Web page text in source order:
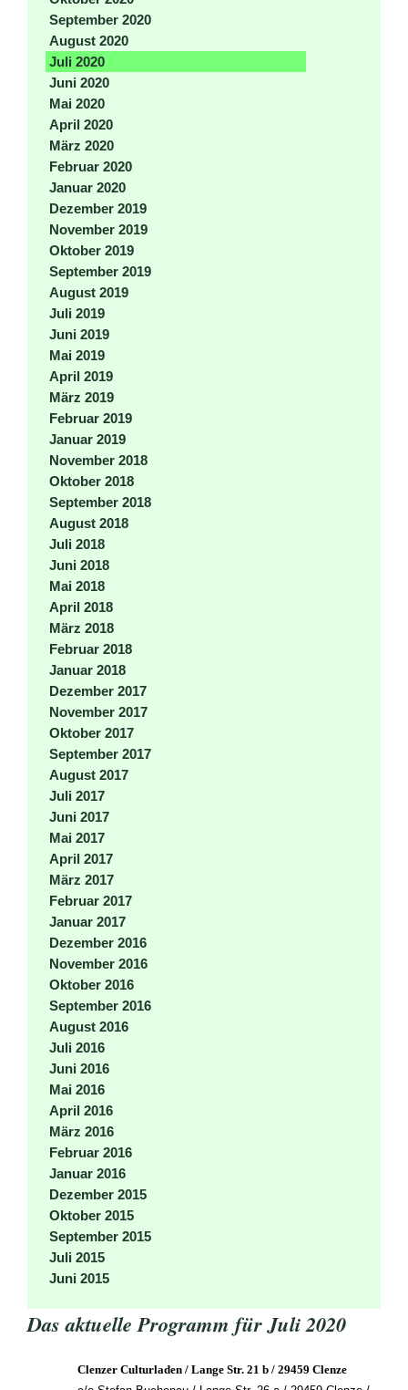
September 2020
August 2020
Juli 2020
Juni 2020
Mai 2020
April 2020
März 2020
Februar 2020
Januar 2020
Dezember 2019
November 2019
Oktober 2019
September 2019
August 2019
Juli 2019
Juni 2019
Mai 2019
April 2019
März 2019
Februar 2019
Januar 2019
November 2018
Oktober 2018
September 2018
August 2018
Juli 2018
Juni 2018
Mai 2018
April 2018
März 2018
Februar 2018
Januar 2018
Dezember 2017
November 2017
Oktober 2017
September 2017
August 2017
Juli 2017
Juni 2017
Mai 2017
April 2017
März 2017
Februar 2017
Januar 2017
Dezember 2016
November 2016
Oktober 2016
September 2016
August 2016
Juli 2016
Juni 2016
Mai 2016
April 2016
März 2016
Februar 2016
Januar 2016
Dezember 2015
Oktober 2015
September 2015
Juli 2015
Juni 2015
Das aktuelle Programm für Juli 2020
Clenzer Culturladen /Lange Str. 21 b /29459 Clenze